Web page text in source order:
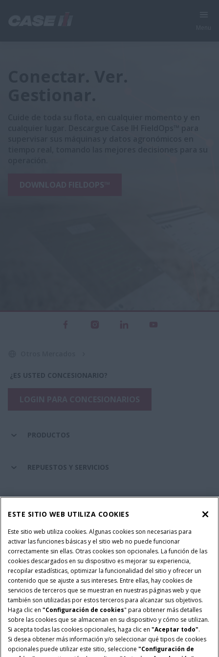
Cuide de toda su flota, en cualquier momento y en
cualquier lugar. Descargue Case IH FieldOps™ para
¿ES USTED CONCESIONARIO?
PRODUCTOS
REPUESTOS Y SERVICIOS
SERVICIOS FINANCIEROS
SOBRE CASE IH
Política Integrada QEHS
Política de Privacidad
Terminos y Condiciones
Nota Legal
Configuración de cookies
© 2026 CNH Industrial America LLC. All Rights Reserved. Case IH is a
trademark of CNH Industrial America LLC.
ESTE SITIO WEB UTILIZA COOKIES
Este sitio web utiliza cookies. Algunas cookies son necesarias para
activar las funciones básicas y el sitio web no puede funcionar
correctamente sin ellas. Otras cookies son opcionales. La función de las
cookies descargados en su dispositivo es mejorar su experiencia,
recopilar estadísticas, optimizar la funcionalidad del sitio y ofrecer un
contenido que se ajuste a sus intereses. Entre ellas, hay cookies de
servicios de terceros que se muestran en nuestras páginas web y que
también son utilizadas por estos terceros para alcanzar sus objetivos.
Haga clic en "Configuración de cookies" para obtener más detalles
sobre las cookies que se almacenan en su dispositivo y cómo se utilizan.
Si acepta todas las cookies opcionales, haga clic en "Aceptar todo".
Si desea obtener más información y/o seleccionar qué tipos de cookies
opcionales puede utilizar este sitio, seleccione "Configuración de